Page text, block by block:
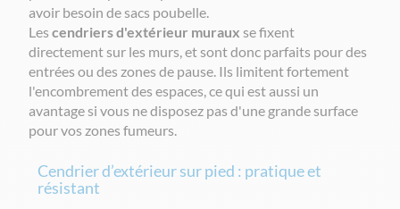
avoir besoin de sacs poubelle.
Lescendriers d'extérieur muraux se fixent
directement sur les murs, et sont donc parfaits pour des
entrées ou des zones de pause. Ils limitent fortement
l'encombrement des espaces, ce qui est aussi un
avantage si vous ne disposez pas d'une grande surface
pour vos zones fumeurs.
Cendrier d’extérieur sur pied : pratique et
résistant